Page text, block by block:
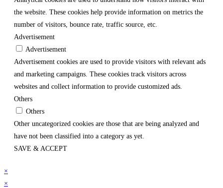
the website. These cookies help provide information on metrics the
number of visitors, bounce rate, traffic source, etc.
Advertisement
Advertisement
Advertisement cookies are used to provide visitors with relevant ads
and marketing campaigns. These cookies track visitors across
websites and collect information to provide customized ads.
Others
Others
Other uncategorized cookies are those that are being analyzed and
have not been classified into a category as yet.
SAVE & ACCEPT
×
×